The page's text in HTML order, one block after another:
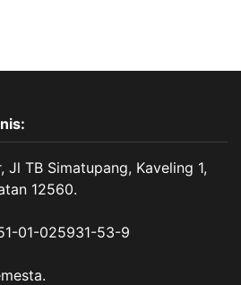
Jl TB Simatupang, Kaveling 1,
12560.
01-025931-53-9